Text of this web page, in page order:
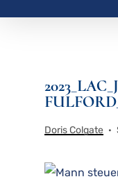
Doris Colgate